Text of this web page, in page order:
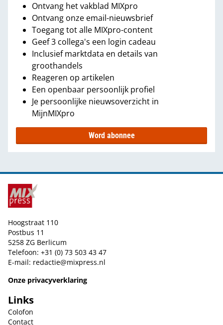
Ontvang het vakblad MIXpro
Ontvang onze email-nieuwsbrief
Toegang tot alle MIXpro-content
Geef 3 collega's een login cadeau
Inclusief marktdata en details van
groothandels
Reageren op artikelen
Een openbaar persoonlijk profiel
Je persoonlijke nieuwsoverzicht in
MijnMIXpro
Word abonnee
Hoogstraat 110
Postbus 11
5258 ZG Berlicum
Telefoon: +31 (0) 73 503 43 47
E-mail: redactie@mixpress.nl
Onze privacyverklaring
Links
Colofon
Contact